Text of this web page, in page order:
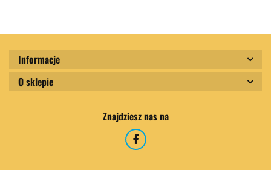
Informacje
O sklepie
Znajdziesz nas na